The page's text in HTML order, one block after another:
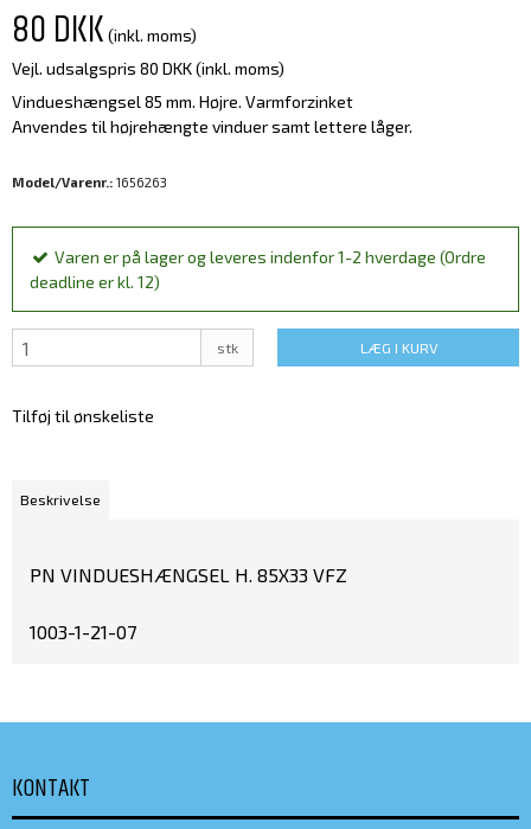
80 DKK (inkl. moms)
Vejl. udsalgspris 80 DKK(inkl. moms)
Vindueshængsel 85 mm. Højre. Varmforzinket
Anvendes til højrehængte vinduer samt lettere låger.
Model/Varenr.: 1656263
Varen er på lager og leveres indenfor 1-2 hverdage (Ordre
deadline er kl. 12)
stk LÆG I KURV
Tilføj til ønskeliste
Beskrivelse
PN VINDUESHÆNGSEL H. 85X33 VFZ
1003-1-21-07
KONTAKT